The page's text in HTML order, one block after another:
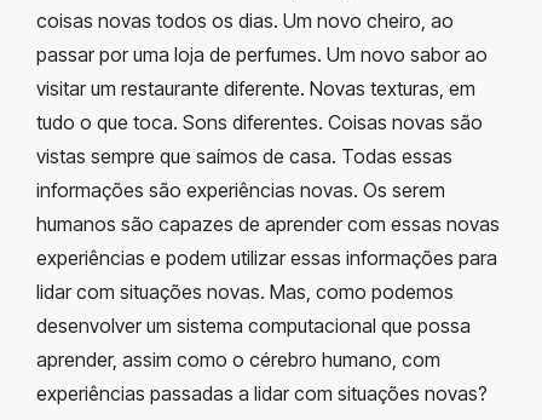
coisas novas todos os dias. Um novo cheiro, ao
passar por uma loja de perfumes. Um novo sabor ao
visitar um restaurante diferente. Novas texturas, em
tudo o que toca. Sons diferentes. Coisas novas são
vistas sempre que saímos de casa. Todas essas
informações são experiências novas. Os serem
humanos são capazes de aprender com essas novas
experiências e podem utilizar essas informações para
lidar com situações novas. Mas, como podemos
desenvolver um sistema computacional que possa
aprender, assim como o cérebro humano, com
experiências passadas a lidar com situações novas?